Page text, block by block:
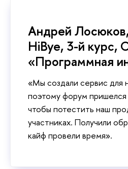
Андрей
HiBye, 3-й курс,
«Программная
«Мы создали сервис для
поэтому форум пришелся
чтобы потестить наш
участниках. Получили
кайф провели время».